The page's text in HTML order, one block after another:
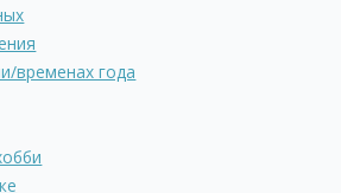
временах года